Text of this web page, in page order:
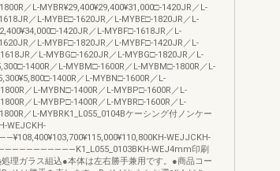
／L-MYBR¥29,400¥29,400¥31,000□-1420JR／L-
／L-MYBE□-1620JR／L-MYBE□-1820JR／L-
1420JR／L-MYBF□-1618JR／L-
／L-MYBF□-1820JR／L-MYBF□-1420JR／L-
／L-MYBG□-1620JR／L-MYBG□-1820JR／L-
1400R／L-MYBM□-1600R／L-MYBM□-1800R／L-
1400R／L-MYBN□-1600R／L-
／L-MYBN□-1400R／L-MYBP□-1600R／L-
／L-MYBP□-1400R／L-MYBR□-1600R／L-
／L-MYBRK1_L055_0104Bケーシング付ノンケー
WEJCKH-
WEJJCKH-
WEJ4mm印刷
理ガラス組込●本体は左右勝手兼用です。●商品コー